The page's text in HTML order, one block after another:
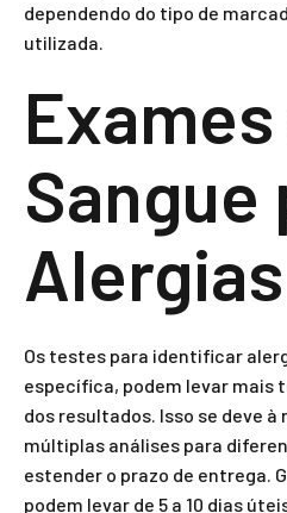
dependendo do tipo de
utilizada.
Sangue
Alergias
Os testes para identificar
específica, podem levar mais
dos resultados. Isso se deve
múltiplas análises para
estender o prazo de entrega.
podem levar de 5 a 10 dias